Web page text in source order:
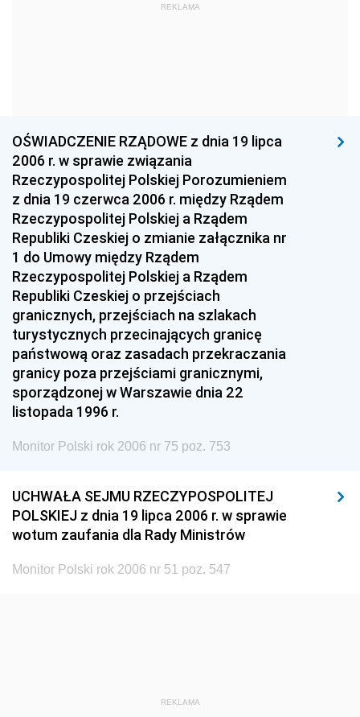
1959
1939 1938
1936 1930
REKLAMA
OŚWIADCZENIE RZĄDOWE z dnia 19 lipca
2006 r. w sprawie związania
Rzeczypospolitej Polskiej Porozumieniem
z dnia 19 czerwca 2006 r. między Rządem
Rzeczypospolitej Polskiej a Rządem
Republiki Czeskiej o zmianie załącznika nr
1 do Umowy między Rządem
Rzeczypospolitej Polskiej a Rządem
Republiki Czeskiej o przejściach
granicznych, przejściach na szlakach
turystycznych przecinających granicę
państwową oraz zasadach przekraczania
granicy poza przejściami granicznymi,
sporządzonej w Warszawie dnia 22
listopada 1996 r.
Monitor Polski rok 2006 nr 75 poz. 753
UCHWAŁA SEJMU RZECZYPOSPOLITEJ
POLSKIEJ z dnia 19 lipca 2006 r. w sprawie
wotum zaufania dla Rady Ministrów
Monitor Polski rok 2006 nr 51 poz. 547
REKLAMA